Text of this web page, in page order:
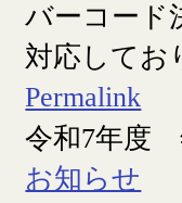
バーコード
対応してお
Permalink
令和7年度
お知らせ